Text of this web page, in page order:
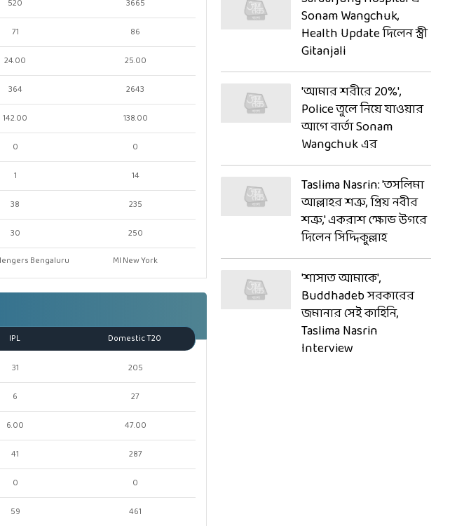
520 3665
71 86
24.00 25.00
364 2643
142.00 138.00
0 0
1 14
38 235
30
250
Bengaluru MI New York
IPL Domestic T20
31 205
6 27
6.00 47.00
41 287
0 0
59 461
Safdarjung Hospital এ
Sonam Wangchuk,
Health Update দিলেন স্ত্রী
Gitanjali
'আমার শরীরে 20%',
Police তুলে নিয়ে যাওয়ার
আগে বার্তা Sonam
Wangchuk এর
Taslima Nasrin: 'তসলিমা
আল্লাহর শত্রু, প্রিয় নবীর
শত্রু,' একরাশ ক্ষোভ উগরে
দিলেন সিদ্দিকুল্লাহ
'শাসাত আমাকে',
Buddhadeb সরকারের
জমানার সেই কাহিনি,